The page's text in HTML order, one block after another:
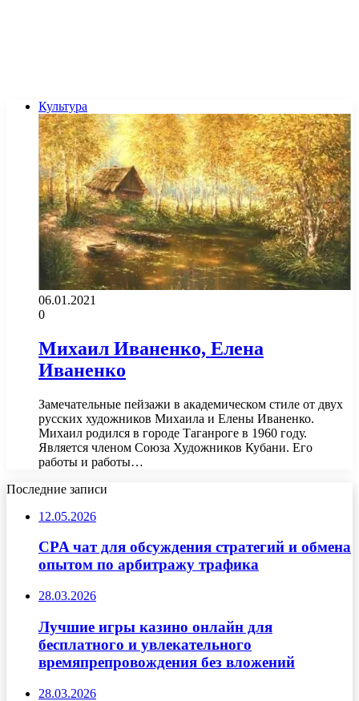
Культура
06.01.2021
0
Михаил Иваненко, Елена
Иваненко
Замечательные пейзажи в академическом стиле от двух
русских художников Михаила и Елены Иваненко.
Михаил родился в городе Таганроге в 1960 году.
Является членом Союза Художников Кубани. Его
работы и работы…
Последние записи
12.05.2026
CPA чат для обсуждения стратегий и обмена
опытом по арбитражу трафика
28.03.2026
Лучшие игры казино онлайн для
бесплатного и увлекательного
времяпрепровождения без вложений
28.03.2026